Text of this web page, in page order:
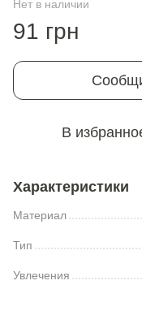
Нет в наличии
91 грн
В
Характеристики
Материал
Тип
Увлечения